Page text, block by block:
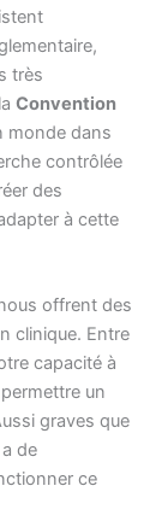
très
Convention
monde dans
contrôlée
des
à cette
offrent des
clinique. Entre
capacité à
un
graves que
de
ce